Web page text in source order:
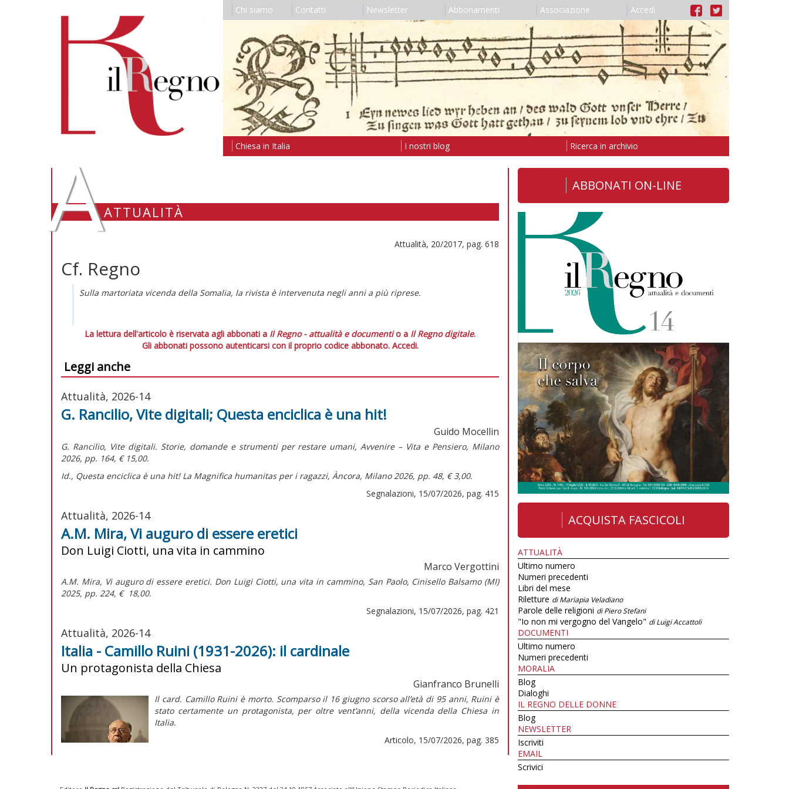
Chi siamo Contatti Newsletter Abbonamenti Associazione Accedi
Chiesa in Italia I nostri blog Ricerca in archivio
AATTUALITÀ
Attualità, 20/2017, pag. 618
Cf. Regno
Sulla martoriata vicenda della Somalia, la rivista è intervenuta negli anni a più riprese.
La lettura dell'articolo è riservata agli abbonati a Il Regno - attualità e documentio a Il Regno digitale.
Gli abbonati possono autenticarsi con il proprio codice abbonato. Accedi.
Leggi anche
Attualità, 2026-14
G. Rancilio, Vite digitali; Questa enciclica è una hit!
Guido Mocellin
G. Rancilio, Vite digitali. Storie, domande e strumenti per restare umani, Avvenire – Vita e Pensiero, Milano
2026, pp. 164, € 15,00.
Id., Questa enciclica è una hit! La Magnifica humanitas per i ragazzi, Àncora, Milano 2026, pp. 48, € 3,00.
Segnalazioni, 15/07/2026, pag. 415
Attualità, 2026-14
A.M. Mira, Vi auguro di essere eretici
Don Luigi Ciotti, una vita in cammino
Marco Vergottini
A.M. Mira, Vi auguro di essere eretici. Don Luigi Ciotti, una vita in cammino, San Paolo, Cinisello Balsamo (MI)
2025, pp. 224, € 18,00.
Segnalazioni, 15/07/2026, pag. 421
Attualità, 2026-14
Italia - Camillo Ruini (1931-2026): il cardinale
Un protagonista della Chiesa
Gianfranco Brunelli
Il card. Camillo Ruini è morto. Scomparso il 16 giugno scorso all’età di 95 anni, Ruini è
stato certamente un protagonista, per oltre vent’anni, della vicenda della Chiesa in
Italia.
Articolo, 15/07/2026, pag. 385
ABBONATI ON-LINE
ACQUISTA FASCICOLI
ATTUALITÀ
Ultimo numero
Numeri precedenti
Libri del mese
Riletture di Mariapia Veladiano
Parole delle religioni di Piero Stefani
"Io non mi vergogno del Vangelo" di Luigi Accattoli
DOCUMENTI
Ultimo numero
Numeri precedenti
MORALIA
Blog
Dialoghi
IL REGNO DELLE DONNE
Blog
NEWSLETTER
Iscriviti
EMAIL
Scrivici